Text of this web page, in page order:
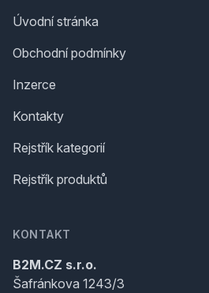
Úvodní stránka
Obchodní podmínky
Inzerce
Kontakty
Rejstřík kategorií
Rejstřík produktů
KONTAKT
B2M.CZ s.r.o.
Šafránkova 1243/3